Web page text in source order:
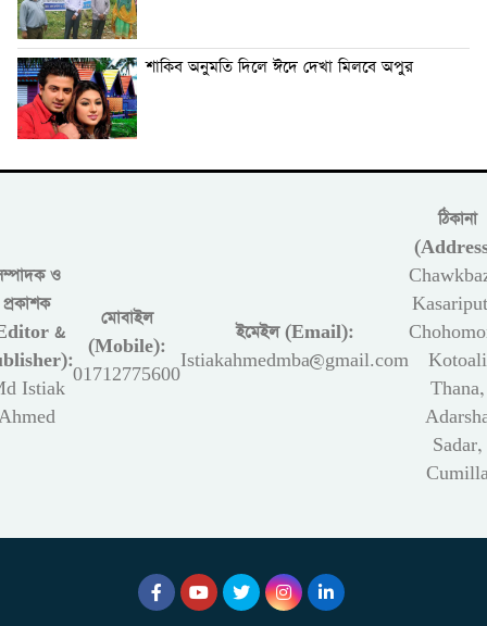
শাকিব অনুমতি দিলে ঈদে দেখা মিলবে অপুর
ও
প্রকাশক
&
Istiak
মোবাইল
(Mobile):
01712775600
ইমেইল (Email):
Istiakahmedmba@gmail.com
ঠিকানা
Kotoali
Thana,
Sadar,